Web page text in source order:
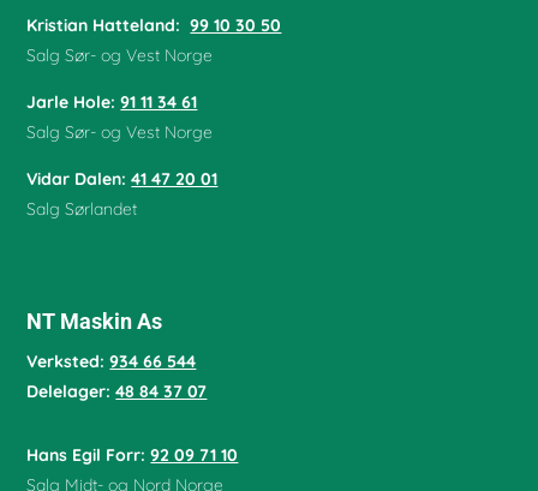
Kristian Hatteland: 99 10 30 50
Salg Sør- og Vest Norge
Jarle Hole: 91 11 34 61
Salg Sør- og Vest Norge
Vidar Dalen: 41 47 20 01
Salg Sørlandet
NT Maskin As
Verksted:934 66 544
Delelager:48 84 37 07
Hans Egil Forr:92 09 71 10
Salg Midt- og Nord Norge